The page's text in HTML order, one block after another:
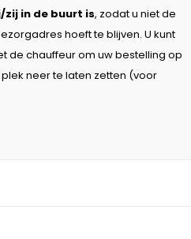
in de buurt is, zodat u niet de
hoeft te blijven. U kunt
de chauffeur om uw bestelling op
neer te laten zetten (voor